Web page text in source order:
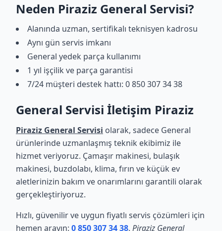
Neden Piraziz General Servisi?
Alanında uzman, sertifikalı teknisyen kadrosu
Aynı gün servis imkanı
General yedek parça kullanımı
1 yıl işçilik ve parça garantisi
7/24 müşteri destek hattı: 0 850 307 34 38
General Servisi İletişim Piraziz
Piraziz General Servisi olarak, sadece General
ürünlerinde uzmanlaşmış teknik ekibimiz ile
hizmet veriyoruz. Çamaşır makinesi, bulaşık
makinesi, buzdolabı, klima, fırın ve küçük ev
aletlerinizin bakım ve onarımlarını garantili olarak
gerçekleştiriyoruz.
Hızlı, güvenilir ve uygun fiyatlı servis çözümleri için
hemen arayın: 0 850 307 34 38. Piraziz General